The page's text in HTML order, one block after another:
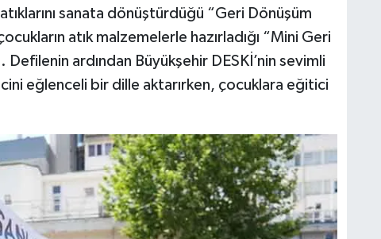
sanata dönüştürdüğü “Geri Dönüşüm
atık malzemelerle hazırladığı “Mini Geri
ardından Büyükşehir DESKİ’nin sevimli
eğlenceli bir dille aktarırken, çocuklara eğitici